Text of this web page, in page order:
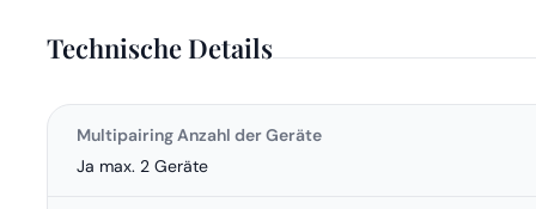
Technische Details
Multipairing Anzahl der Geräte
Ja max. 2 Geräte